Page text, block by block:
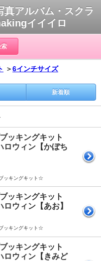
真アルバム・スクラ
イイイロ
索
＞6インチサイズ
新着順
ッキングキット
ロウィン【かぼち
ッキングキット☆
ッキングキット
ウィン【あお】
ッキングキット☆
ッキングキット
ロウィン【きみど